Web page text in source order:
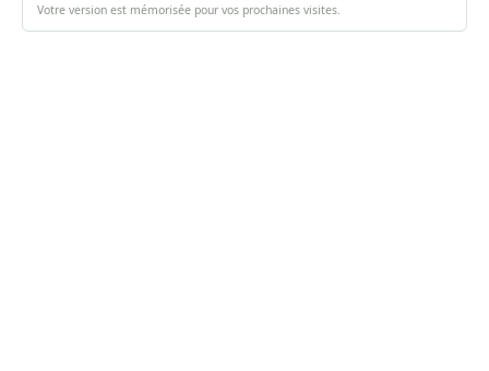
Votre version est mémorisée pour vos prochaines visites.